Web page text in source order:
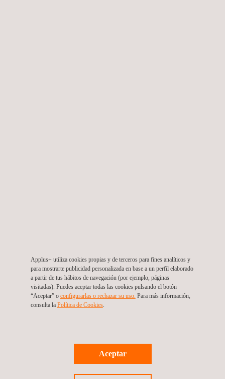
virtualApplus+ utiliza cookies propias y de terceros para fines analíticos y
para mostrarte publicidad personalizada en base a un perfil elaborado
a partir de tus hábitos de navegación (por ejemplo, páginas
visitadas). Puedes aceptar todas las cookies pulsando el botón
“Aceptar” o configurarlas o rechazar su uso. Para más información,
consulta la Política de Cookies.
Aceptar